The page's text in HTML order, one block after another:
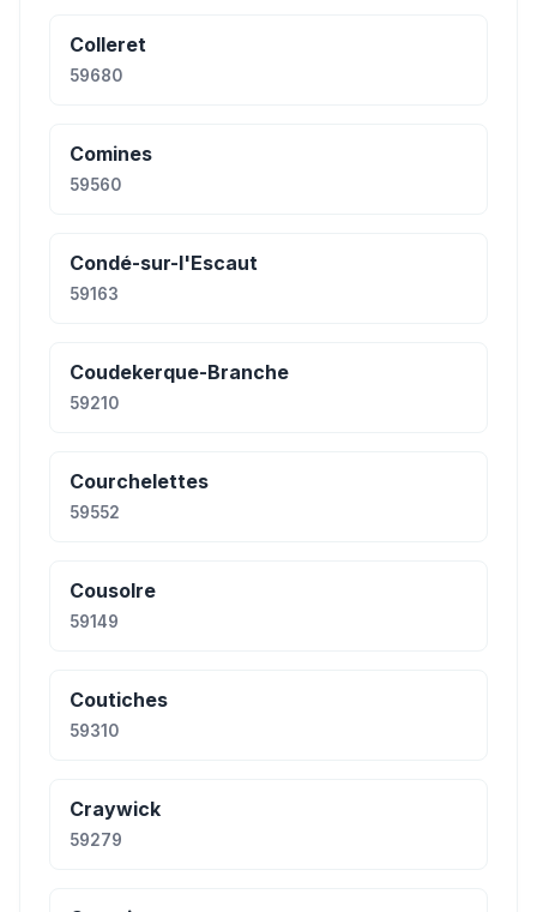
Colleret
59680
Comines
59560
Condé-sur-l'Escaut
59163
Coudekerque-Branche
59210
Courchelettes
59552
Cousolre
59149
Coutiches
59310
Craywick
59279